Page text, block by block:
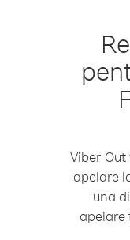
Viber
apelare
una
apelare